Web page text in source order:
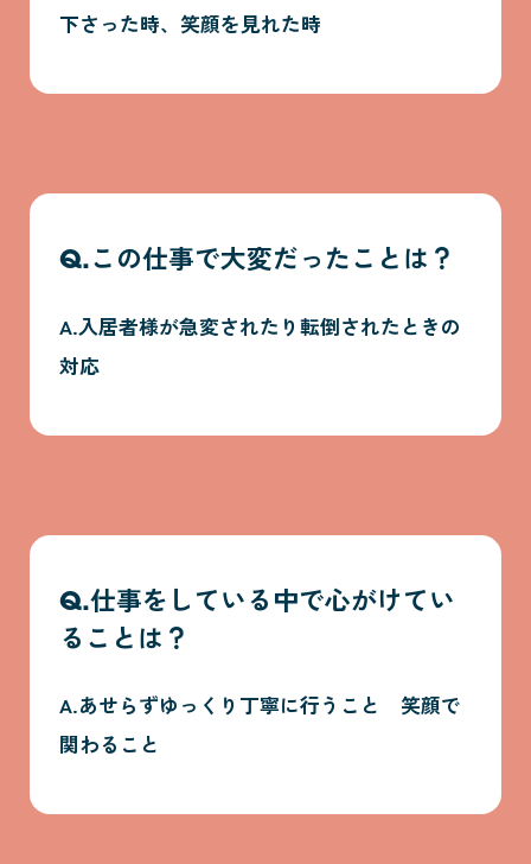
下さった時、笑顔を見れた時
Q.この仕事で大変だったことは？
A.入居者様が急変されたり転倒されたときの
対応
Q.仕事をしている中で心がけてい
ることは？
A.あせらずゆっくり丁寧に行うこと 笑顔で
関わること